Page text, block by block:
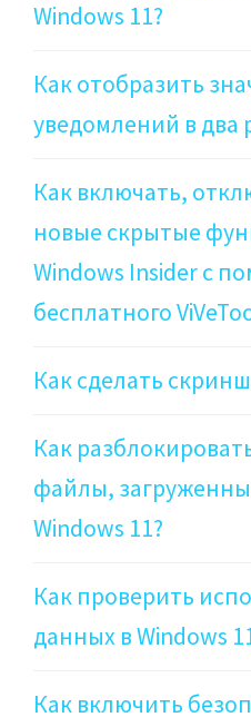
Windows 11?
Как отобразить
уведомлений в два
Как включать,
новые скрытые
Windows Insider с
бесплатного
Как сделать
Как
файлы,
Windows 11?
Как проверить
данных в Windows
Как включить